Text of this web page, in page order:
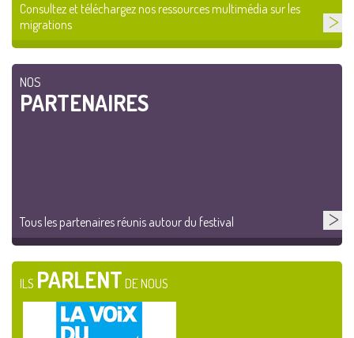
Consultez et téléchargez nos ressources multimédia sur les
migrations
NOS
PARTENAIRES
Tous les partenaires réunis autour du festival
ILS PARLENT DE NOUS